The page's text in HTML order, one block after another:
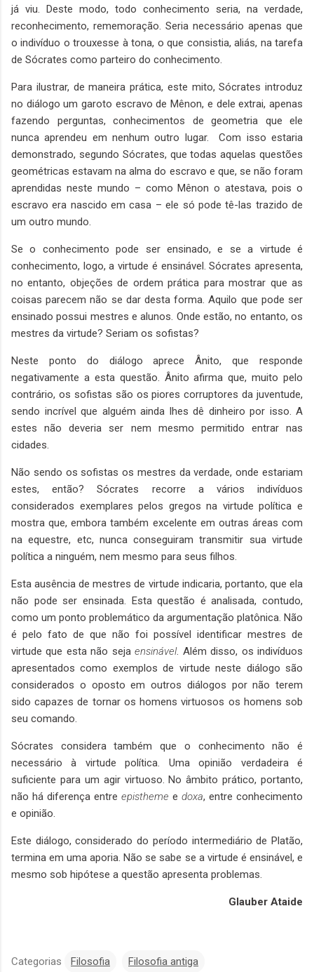
já viu. Deste modo, todo conhecimento seria, na verdade,
reconhecimento, rememoração. Seria necessário apenas que
o indivíduo o trouxesse à tona, o que consistia, aliás, na tarefa
de Sócrates como parteiro do conhecimento.
Para ilustrar, de maneira prática, este mito, Sócrates introduz
no diálogo um garoto escravo de Mênon, e dele extrai, apenas
fazendo perguntas, conhecimentos de geometria que ele
nunca aprendeu em nenhum outro lugar. Com isso estaria
demonstrado, segundo Sócrates, que todas aquelas questões
geométricas estavam na alma do escravo e que, se não foram
aprendidas neste mundo – como Mênon o atestava, pois o
escravo era nascido em casa – ele só pode tê-las trazido de
um outro mundo.
Se o conhecimento pode ser ensinado, e se a virtude é
conhecimento, logo, a virtude é ensinável. Sócrates apresenta,
no entanto, objeções de ordem prática para mostrar que as
coisas parecem não se dar desta forma. Aquilo que pode ser
ensinado possui mestres e alunos. Onde estão, no entanto, os
mestres da virtude? Seriam os sofistas?
Neste ponto do diálogo aprece Ânito, que responde
negativamente a esta questão. Ânito afirma que, muito pelo
contrário, os sofistas são os piores corruptores da juventude,
sendo incrível que alguém ainda lhes dê dinheiro por isso. A
estes não deveria ser nem mesmo permitido entrar nas
cidades.
Não sendo os sofistas os mestres da verdade, onde estariam
estes, então? Sócrates recorre a vários indivíduos
considerados exemplares pelos gregos na virtude política e
mostra que, embora também excelente em outras áreas com
na equestre, etc, nunca conseguiram transmitir sua virtude
política a ninguém, nem mesmo para seus filhos.
Esta ausência de mestres de virtude indicaria, portanto, que ela
não pode ser ensinada. Esta questão é analisada, contudo,
como um ponto problemático da argumentação platônica. Não
é pelo fato de que não foi possível identificar mestres de
virtude que esta não sejaensinável. Além disso, os indivíduos
apresentados como exemplos de virtude neste diálogo são
considerados o oposto em outros diálogos por não terem
sido capazes de tornar os homens virtuosos os homens sob
seu comando.
Sócrates considera também que o conhecimento não é
necessário à virtude política. Uma opinião verdadeira é
suficiente para um agir virtuoso. No âmbito prático, portanto,
não há diferença entre epistheme e doxa, entre conhecimento
e opinião.
Este diálogo, considerado do período intermediário de Platão,
termina em uma aporia. Não se sabe se a virtude é ensinável, e
mesmo sob hipótese a questão apresenta problemas.
Glauber Ataide
Categorias Filosofia Filosofia antiga